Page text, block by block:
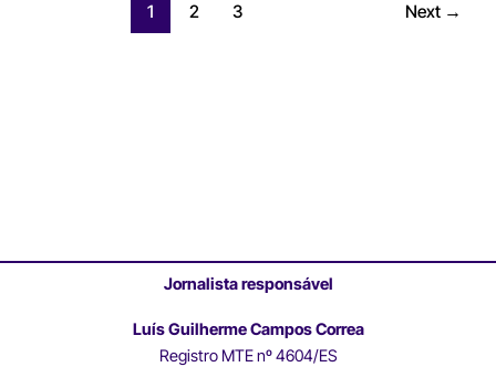
1 2 3 Next →
Jornalista responsável
Luís Guilherme Campos Correa
Registro MTE nº 4604/ES